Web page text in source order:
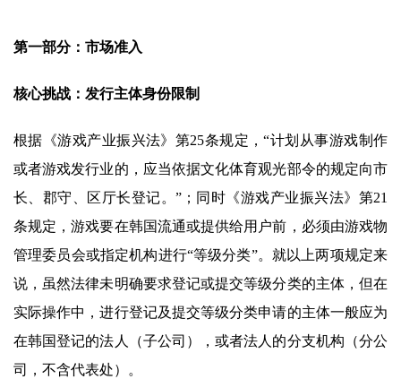
第一部分：市场准入
核心挑战：发行主体身份限制
根据《游戏产业振兴法》第25条规定，“计划从事游戏制作
或者游戏发行业的，应当依据文化体育观光部令的规定向市
长、郡守、区厅长登记。”；同时《游戏产业振兴法》第21
条规定，游戏要在韩国流通或提供给用户前，必须由游戏物
管理委员会或指定机构进行“等级分类”。就以上两项规定来
说，虽然法律未明确要求登记或提交等级分类的主体，但在
实际操作中，进行登记及提交等级分类申请的主体一般应为
在韩国登记的法人（子公司），或者法人的分支机构（分公
司，不含代表处）。